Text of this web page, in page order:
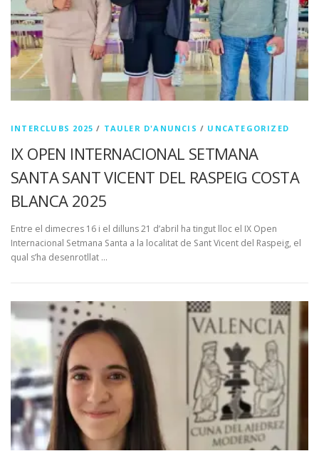
INTERCLUBS 2025 / TAULER D'ANUNCIS / UNCATEGORIZED
IX OPEN INTERNACIONAL SETMANA
SANTA SANT VICENT DEL RASPEIG COSTA
BLANCA 2025
Entre el dimecres 16 i el dilluns 21 d’abril ha tingut lloc el IX Open
Internacional Setmana Santa a la localitat de Sant Vicent del Raspeig, el
qual s’ha desenrotllat …